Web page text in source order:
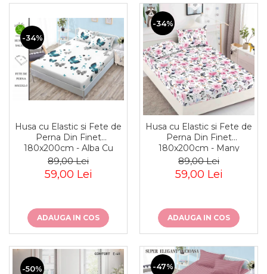
-34%
Husa cu Elastic si Fete de
Perna Din Finet
180x200cm - Alba Cu
Fluturasi
89,00 Lei
59,00 Lei
ADAUGA IN COS
-34%
Husa cu Elastic si Fete de
Perna Din Finet
180x200cm - Many
Flowers
89,00 Lei
59,00 Lei
ADAUGA IN COS
-50% -47%